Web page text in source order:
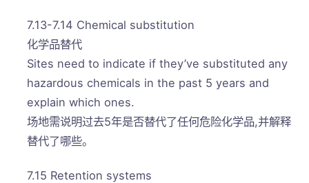
7.13-7.14 Chemical substitution
化学品替代
Sites need to indicate if they’ve substituted any
hazardous chemicals in the past 5 years and
explain which ones.
场地需说明过去5年是否替代了任何危险化学品,并解释
替代了哪些。
7.15 Retention systems